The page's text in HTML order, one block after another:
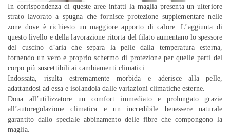
In corrispondenza di queste aree infatti la maglia presenta un ulteriore
strato lavorato a spugna che fornisce protezione supplementare nelle
zone dove è richiesto un maggiore apporto di calore. L’aggiunta di
questo livello e della lavorazione ritorta del filato aumentano lo spessore
del cuscino d’aria che separa la pelle dalla temperatura esterna,
fornendo un vero e proprio schermo di protezione per quelle parti del
corpo più suscettibili ai cambiamenti climatici.
Indossata, risulta estremamente morbida e aderisce alla pelle,
adattandosi ad essa e isolandola dalle variazioni climatiche esterne.
Dona all’utilizzatore un comfort immediato e prolungato grazie
all’autoregolazione climatica e un incredibile benessere naturale
garantito dallo speciale abbinamento delle fibre che compongono la
maglia.